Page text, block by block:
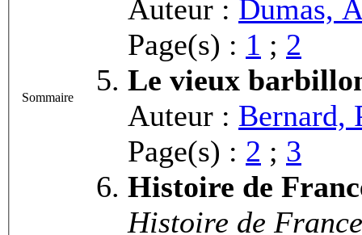
Sommaire
Auteur : Dumas,
Page(s) : 1 ; 2
Le vieux
Auteur : Bernard,
Page(s) : 2 ; 3
Histoire de
Histoire de